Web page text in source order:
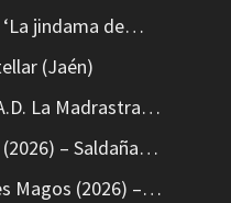
jindama de…
(Jaén)
La Madrastra…
– Saldaña…
Magos (2026) –…